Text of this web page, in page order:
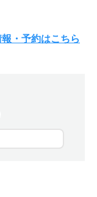
・予約はこちら